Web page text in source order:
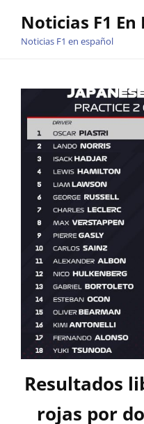
Noticias F1 En
Noticias F1 en español
Resultados
rojas por